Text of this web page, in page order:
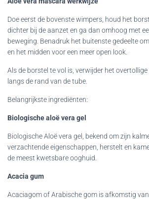
Doe eerst de bovenste wimpers, houd het
dichter bij de aanzet en ga dan omhoog met
beweging. Benadruk het buitenste gedeelte
en het midden voor een meer open look.
Als de borstel te vol is, verwijder het
langs de rand van de tube.
Belangrijkste ingrediënten:
Biologische aloë vera gel
Biologische Aloë vera gel, bekend om zijn
verzachtende eigenschappen, herstelt en
de meest kwetsbare ooghuid.
Acacia gum
Acaciagom of Arabische gom is afkomstig